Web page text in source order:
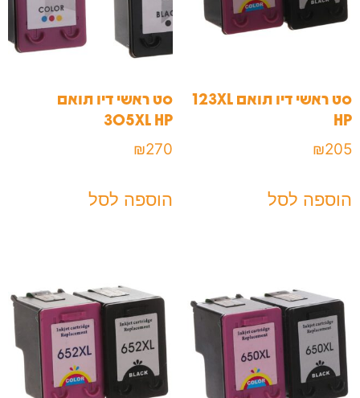
סט ראשי דיו תואם 123XL
HP
₪205
הוספה לסל
סט ראשי דיו תואם
305XL HP
₪270
הוספה לסל